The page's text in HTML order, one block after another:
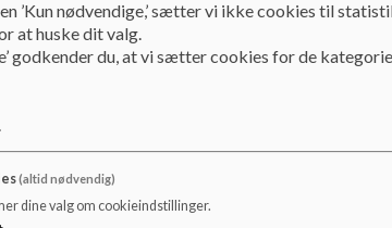
’Kun nødvendige,’ sætter vi ikke cookies til
at huske dit valg.
godkender du, at vi sætter cookies for de
.
(altid nødvendig)
dine valg om cookieindstillinger.